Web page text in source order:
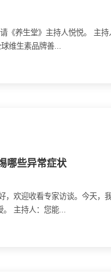
养生堂》主持人悦悦。 主
维生素品牌善...
哪些异常症状
。 主持人：您能...